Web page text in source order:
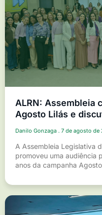
ALRN: Assembleia
Agosto Lilás e
Danilo Gonzaga 7 de agosto de
A Assembleia Legislativa
promoveu uma audiência
anos da campanha Agosto